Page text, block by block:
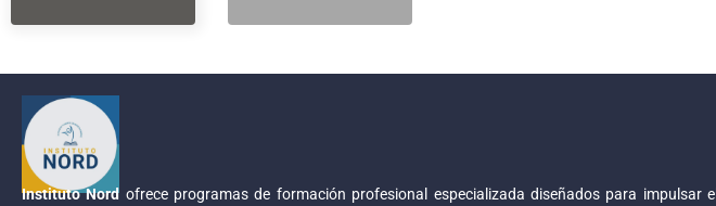
Instituto Nord ofrece programas de formación profesional especializada diseñados para impulsar el